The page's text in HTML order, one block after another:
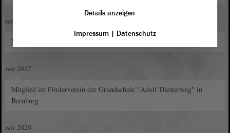
seit 2015
Mitglied im "Bund der Polizei- und Militärschützen e. V."
seit 2017
Mitglied im Förderverein der Grundschule "Adolf Diesterweg" in
Bernburg
seit 2020
Details anzeigen
Impressum| Datenschutz